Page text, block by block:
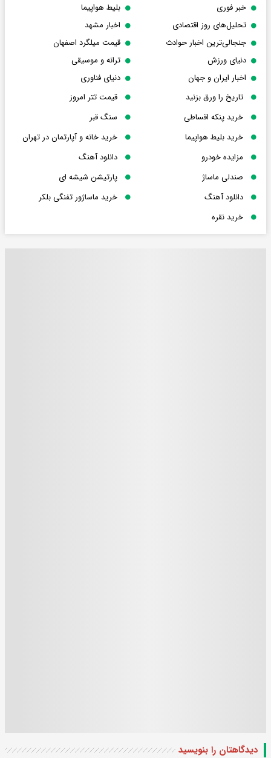
خبر فوری
بلیط هواپیما
تحلیل‌های روز اقتصادی
اخبار مشهد
جنجالی‌ترین اخبار حوادث
قیمت میلگرد اصفهان
دنیای ورزش
ترانه و موسیقی
اخبار ایران و جهان
دنیای فناوری
تاریخ را ورق بزنید
قیمت تتر امروز
خرید پنکه اقساطی
سنگ قبر
خرید بلیط هواپیما
خرید خانه و آپارتمان در تهران
مزایده خودرو
دانلود آهنگ
صندلی ماساژ
پارتیشن شیشه ای
دانلود آهنگ
خرید ماساژور تفنگی بلکر
خرید نقره
دیدگاهتان را بنویسید